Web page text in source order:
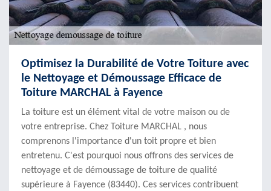
Optimisez la Durabilité de Votre Toiture avec
le Nettoyage et Démoussage Efficace de
Toiture MARCHAL à Fayence
La toiture est un élément vital de votre maison ou de
votre entreprise. Chez Toiture MARCHAL , nous
comprenons l'importance d'un toit propre et bien
entretenu. C'est pourquoi nous offrons des services de
nettoyage et de démoussage de toiture de qualité
supérieure à Fayence (83440). Ces services contribuent